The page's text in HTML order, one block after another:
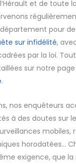
et de toute
pour
sur infidélité,
par la loi.
sur notre
.
nos enquêteurs
à des doutes sur
mobiles,
horodatées…
exigence, que la